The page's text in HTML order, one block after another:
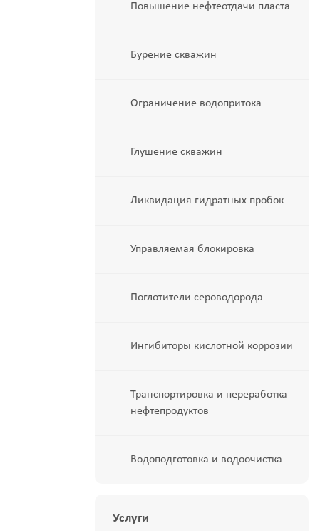
Повышение нефтеотдачи пласта
Бурение скважин
Ограничение водопритока
Глушение скважин
Ликвидация гидратных пробок
Управляемая блокировка
Поглотители сероводорода
Ингибиторы кислотной коррозии
Транспортировка и переработка
нефтепродуктов
Водоподготовка и водоочистка
Услуги